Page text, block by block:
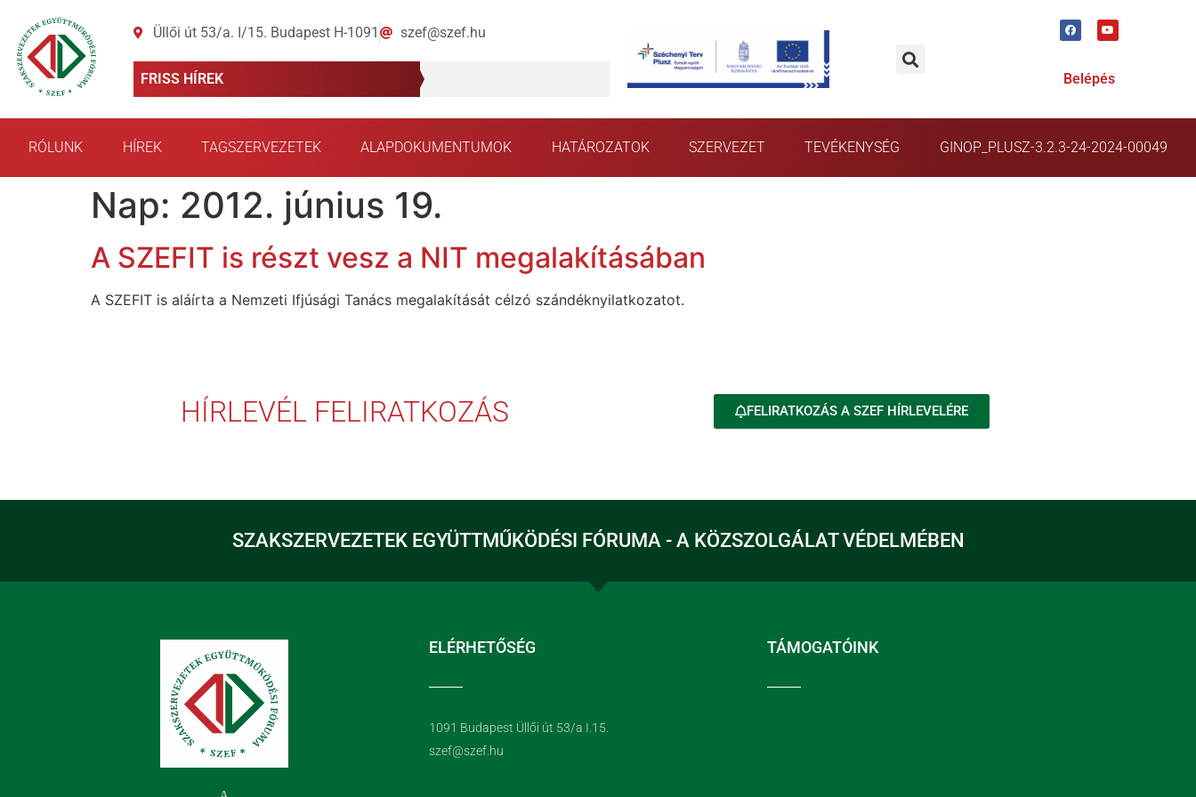
Üllői út 53/a. I/15. Budapest H-1091 szef@szef.hu
FRISS HÍREK Belépés
RÓLUNK HÍREK TAGSZERVEZETEK ALAPDOKUMENTUMOK HATÁROZATOK SZERVEZET TEVÉKENYSÉG GINOP_PLUSZ-3.2.3-24-2024-00049
Nap: 2012. június 19.
A SZEFIT is részt vesz a NIT megalakításában
A SZEFIT is aláírta a Nemzeti Ifjúsági Tanács megalakítását célzó szándéknyilatkozatot.
HÍRLEVÉL FELIRATKOZÁS FELIRATKOZÁS A SZEF HÍRLEVELÉRE
SZAKSZERVEZETEK EGYÜTTMŰKÖDÉSI FÓRUMA - A KÖZSZOLGÁLAT VÉDELMÉBEN
ELÉRHETŐSÉG
1091 Budapest Üllői út 53/a I.15.
szef@szef.hu
TÁMOGATÓINK